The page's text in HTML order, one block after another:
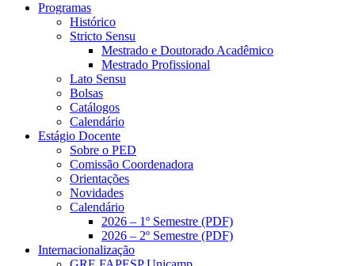
Programas
Histórico
Stricto Sensu
Mestrado e Doutorado Acadêmico
Mestrado Profissional
Lato Sensu
Bolsas
Catálogos
Calendário
Estágio Docente
Sobre o PED
Comissão Coordenadora
Orientações
Novidades
Calendário
2026 – 1º Semestre (PDF)
2026 – 2º Semestre (PDF)
Internacionalização